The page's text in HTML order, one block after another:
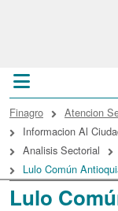
Lulo
Finagro
Atencion
Informacion Al
Analisis Sectorial
Lulo Común